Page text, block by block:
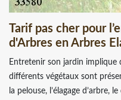
Tarif pas cher pour
d'Arbres en Arbres
Entretenir son jardin
différents végétaux sont
la pelouse, l’élagage d’arbre,